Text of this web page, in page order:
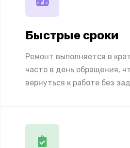
Быстрые сроки
Ремонт выполняется в
часто в день обращения,
вернуться к работе без